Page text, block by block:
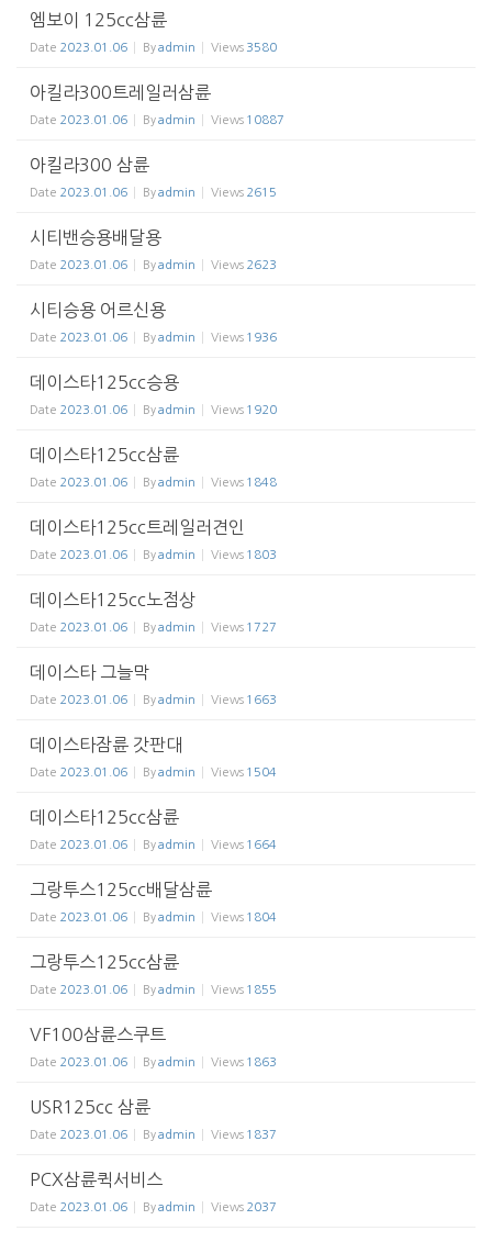
엠보이 125cc삼륜
Date 2023.01.06 Byadmin Views 3580
아킬라300트레일러삼륜
Date 2023.01.06 Byadmin Views 10887
아킬라300 삼륜
Date 2023.01.06 Byadmin Views 2615
시티밴승용배달용
Date 2023.01.06 Byadmin Views 2623
시티승용 어르신용
Date 2023.01.06 Byadmin Views 1936
데이스타125cc승용
Date 2023.01.06 Byadmin Views 1920
데이스타125cc삼륜
Date 2023.01.06 Byadmin Views 1848
데이스타125cc트레일러견인
Date 2023.01.06 Byadmin Views 1803
데이스타125cc노점상
Date 2023.01.06 Byadmin Views 1727
데이스타 그늘막
Date 2023.01.06 Byadmin Views 1663
데이스타잠륜 갓판대
Date 2023.01.06 Byadmin Views 1504
데이스타125cc삼륜
Date 2023.01.06 Byadmin Views 1664
그랑투스125cc배달삼륜
Date 2023.01.06 Byadmin Views 1804
그랑투스125cc삼륜
Date 2023.01.06 Byadmin Views 1855
VF100삼륜스쿠트
Date 2023.01.06 Byadmin Views 1863
USR125cc 삼륜
Date 2023.01.06 Byadmin Views 1837
PCX삼륜퀵서비스
Date 2023.01.06 Byadmin Views 2037